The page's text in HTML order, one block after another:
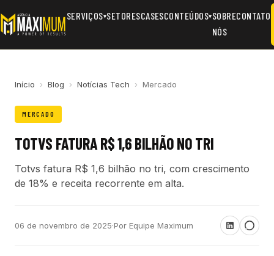
SERVIÇOS▾SETORESCASESCONTEÚDOS▾SOBRE
NÓS
CONTATO
Início › Blog › Notícias Tech › Mercado
MERCADO
TOTVS FATURA R$ 1,6 BILHÃO NO TRI
Totvs fatura R$ 1,6 bilhão no tri, com crescimento
de 18% e receita recorrente em alta.
06 de novembro de 2025·Por Equipe Maximum